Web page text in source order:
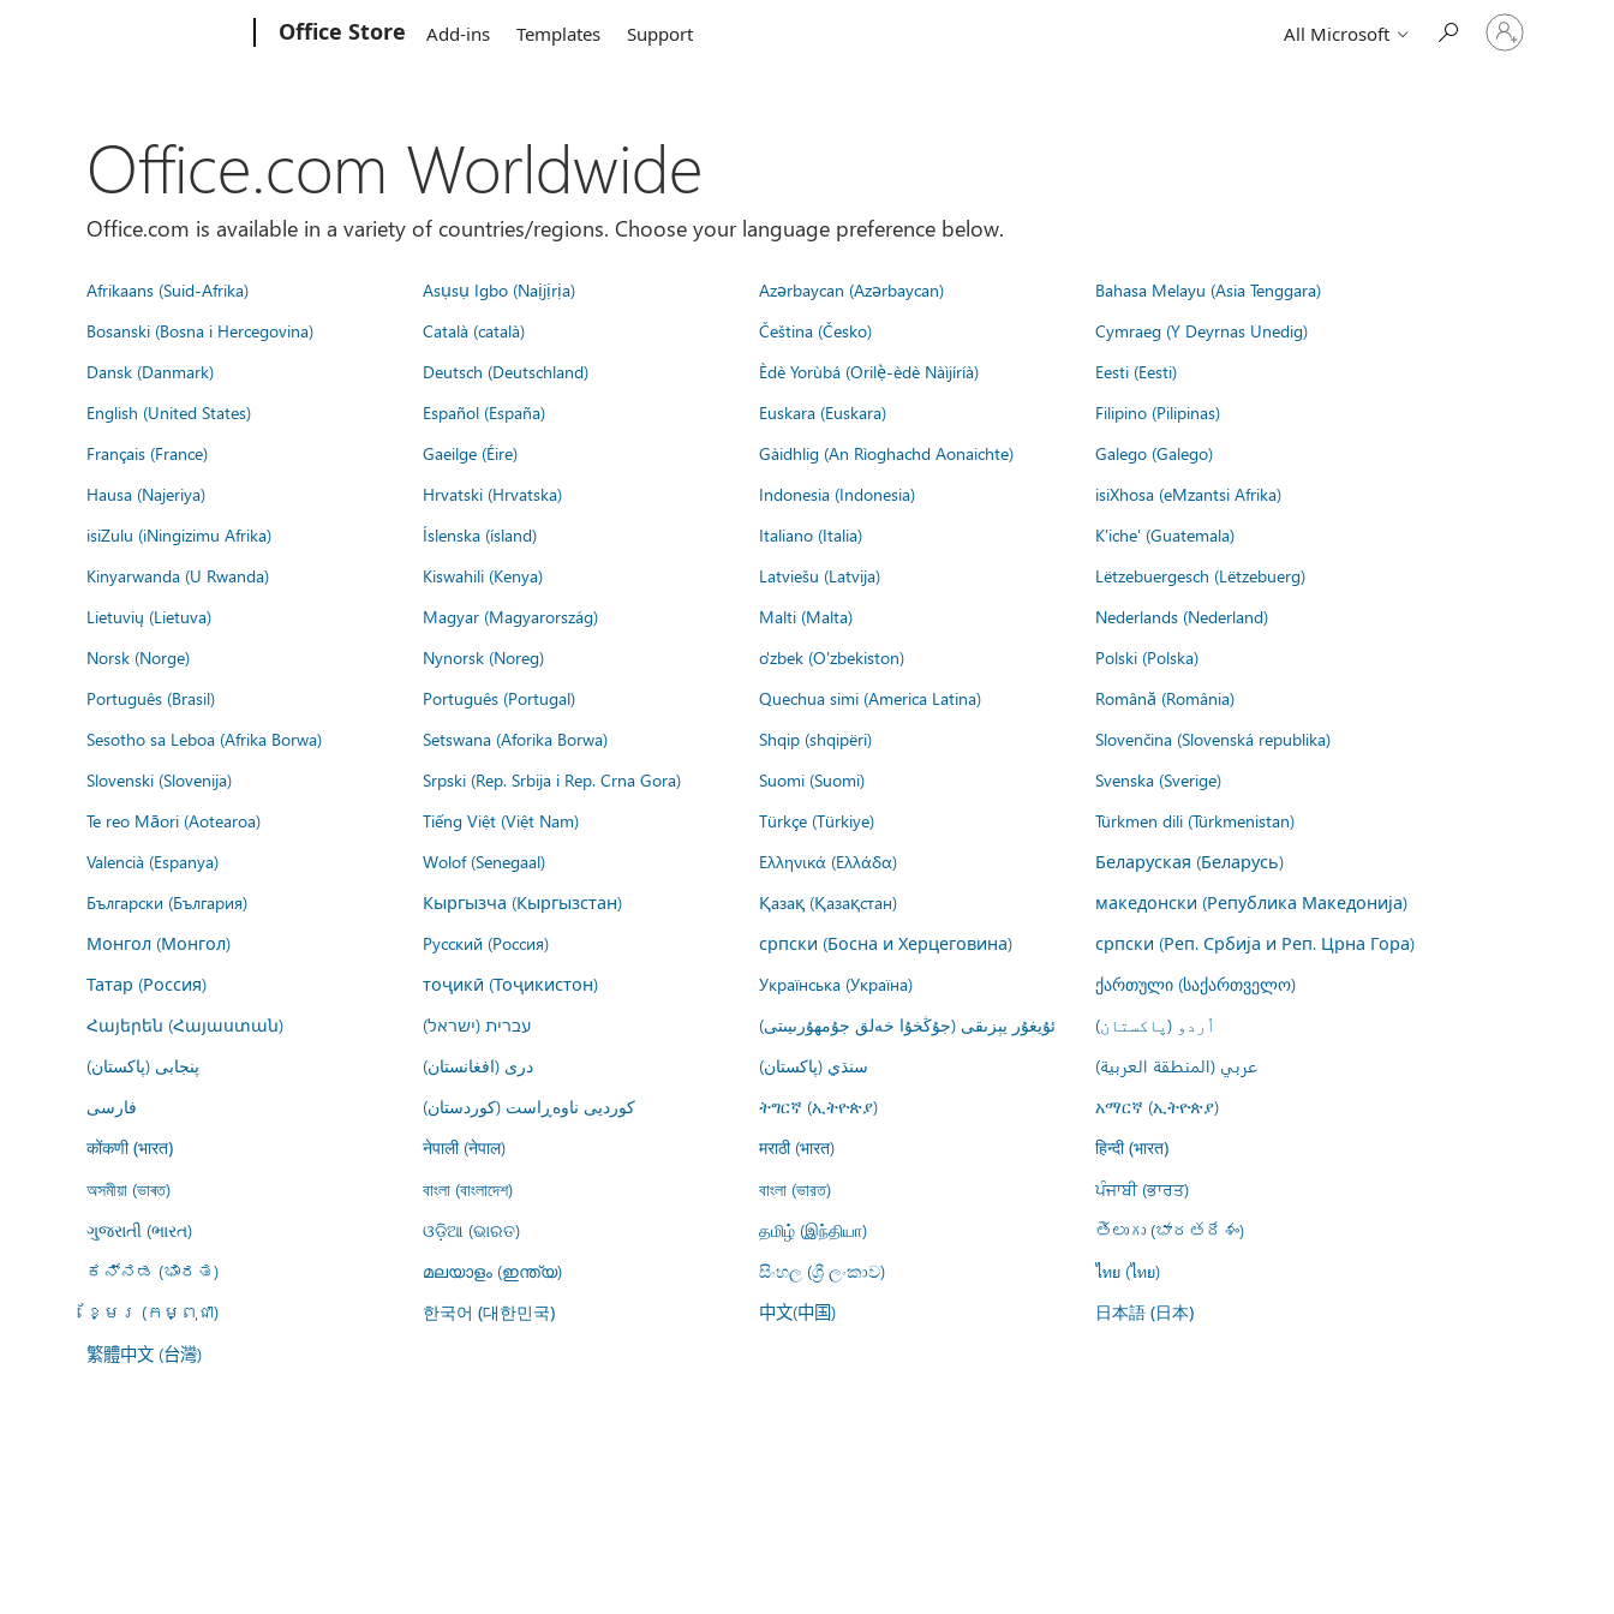
Office Store Add-ins Templates Support All Microsoft
Sign
in
Office.com Worldwide
Office.com is available in a variety of countries/regions. Choose your language preference below.
Afrikaans (Suid-Afrika) Asụsụ Igbo (Naịjịrịa) Azərbaycan (Azərbaycan)
Bahasa Melayu (Asia Tenggara)
Bosanski (Bosna i Hercegovina)
Català (català) Čeština (Česko)
Cymraeg (Y Deyrnas Unedig)
Dansk (Danmark)
Deutsch (Deutschland) Èdè Yorùbá (Orilẹ̀-èdè Nàìjíríà)
Eesti (Eesti)
English (United States)
Español (España) Euskara (Euskara)
Filipino (Pilipinas)
Français (France)
Gaeilge (Éire) Gàidhlig (An Rìoghachd Aonaichte)
Galego (Galego)
Hausa (Najeriya)
Hrvatski (Hrvatska) Indonesia (Indonesia)
isiXhosa (eMzantsi Afrika)
isiZulu (iNingizimu Afrika)
Íslenska (ísland) Italiano (Italia)
K'iche' (Guatemala)
Kinyarwanda (U Rwanda)
Kiswahili (Kenya) Latviešu (Latvija)
Lëtzebuergesch (Lëtzebuerg)
Lietuvių (Lietuva)
Magyar (Magyarország) Malti (Malta)
Nederlands (Nederland)
Norsk (Norge)
Nynorsk (Noreg) o'zbek (O'zbekiston)
Polski (Polska)
Português (Brasil)
Português (Portugal) Quechua simi (America Latina)
Română (România)
Sesotho sa Leboa (Afrika Borwa)
Setswana (Aforika Borwa) Shqip (shqipëri)
Slovenčina (Slovenská republika)
Slovenski (Slovenija)
Srpski (Rep. Srbija i Rep. Crna Gora) Suomi (Suomi)
Svenska (Sverige)
Te reo Māori (Aotearoa)
Tiếng Việt (Việt Nam) Türkçe (Türkiye)
Türkmen dili (Türkmenistan)
Valencià (Espanya)
Wolof (Senegaal) Ελληνικά (Ελλάδα)
Беларуская (Беларусь)
Български (България)
Кыргызча (Кыргызстан) Қазақ (Қазақстан)
македонски (Република Македонија)
Монгол (Монгол)
Русский (Россия) српски (Босна и Херцеговина)
српски (Реп. Србија и Реп. Црна Гора)
Татар (Россия)
тоҷикӣ (Тоҷикистон) Українська (Україна)
ქართული (საქართველო)
Հայերեն (Հայաստան)
עברית (ישראל) ئۇيغۇر يېزىقى (جۇڭخۇا خەلق جۇمھۇرىيىتى)
اُردو (پاکستان)
پنجابی (پاکستان)
درى (افغانستان) سنڌي (پاکستان)
عربي (المنطقة العربية)
فارسى
کوردیی ناوەڕاست (کوردستان) ትግርኛ (ኢትዮጵያ) አማርኛ (ኢትዮጵያ)
कोंकणी (भारत) नेपाली (नेपाल) मराठी (भारत) हिन्दी (भारत)
অসমীয়া (ভাৰত) বাংলা (বাংলাদেশ) বাংলা (ভারত)
ਪੰਜਾਬੀ (ਭਾਰਤ)
ગુજરાતી (ભારત)
ଓଡ଼ିଆ (ଭାରତ) தமிழ் (இந்தியா)
తెలుగు (భారతదేశం)
ಕನ್ನಡ (ಭಾರತ)
മലയാളം (ഇന്ത്യ) සිංහල (ශ්‍රී ලංකාව)
ไทย (ไทย)
ខ្មែរ (កម្ពុជា)
한국어 (대한민국) 中文(中国) 日本語 (日本)
繁體中文 (台灣)